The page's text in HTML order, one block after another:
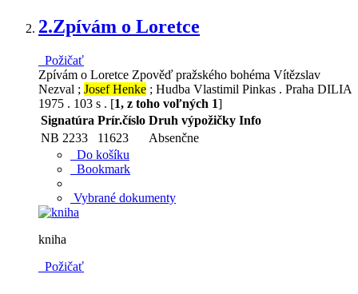
2.Zpívám o Loretce
Požičať
Zpívám o Loretce Zpověď pražského bohéma Vítězslav
Nezval ; Josef Henke ; Hudba Vlastimil Pinkas . Praha DILIA
1975 . 103 s . [1, z toho voľných 1]
Signatúra Prír.číslo Druh výpožičky Info
NB 2233
11623
Absenčne
Do košíku
Bookmark
Vybrané dokumenty
kniha
Požičať